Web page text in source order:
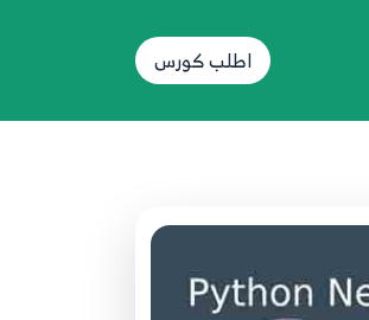
اطلب كورس
54.54 Python network